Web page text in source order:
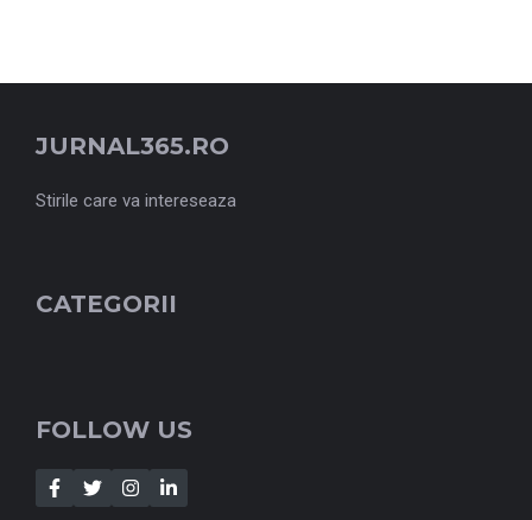
JURNAL365.RO
Stirile care va intereseaza
CATEGORII
FOLLOW US